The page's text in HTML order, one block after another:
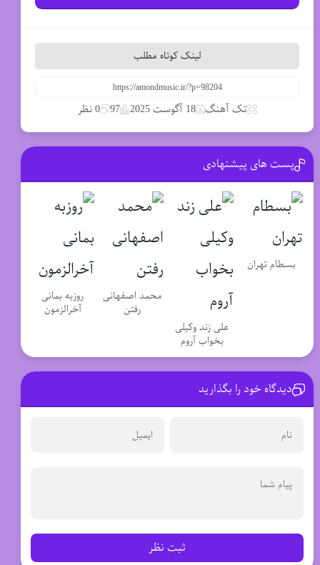
لینک کوتاه مطلب
تک آهنگ 18 آگوست 2025 97 0 نظر
پست های پیشنهادی
بسطام تهران
علی زند وکیلی
بخواب آروم
محمد اصفهانی
رفتن
روزبه بمانی
آخرالزمون
دیدگاه خود را بگذارید
ثبت نظر